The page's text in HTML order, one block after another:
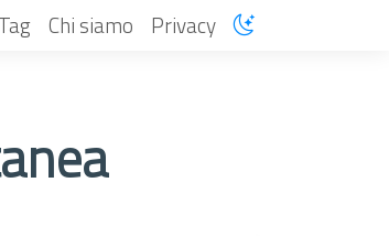
Tag Chi siamo Privacy